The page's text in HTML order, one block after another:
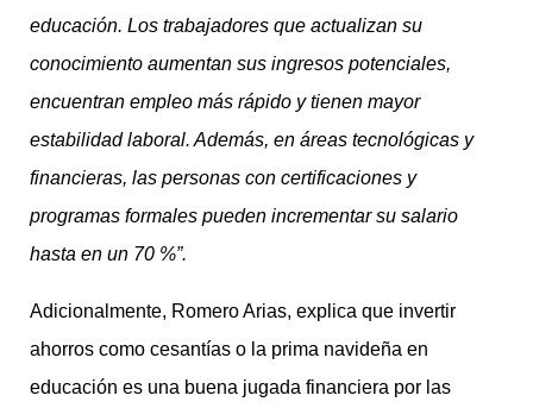
educación. Los trabajadores que actualizan su
conocimiento aumentan sus ingresos potenciales,
encuentran empleo más rápido y tienen mayor
estabilidad laboral. Además, en áreas tecnológicas y
financieras, las personas con certificaciones y
programas formales pueden incrementar su salario
hasta en un 70 %”.
Adicionalmente, Romero Arias, explica que invertir
ahorros como cesantías o la prima navideña en
educación es una buena jugada financiera por las